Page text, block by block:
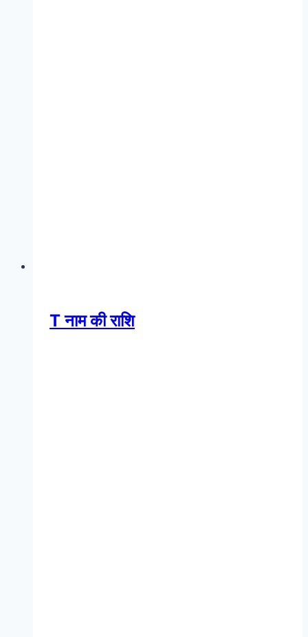
T नाम की राशि